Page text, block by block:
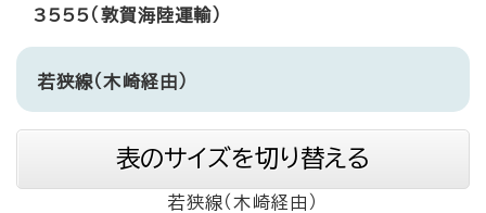
3555（敦賀海陸運輸）
若狭線（木崎経由）
表のサイズを切り替える
若狭線（木崎経由）